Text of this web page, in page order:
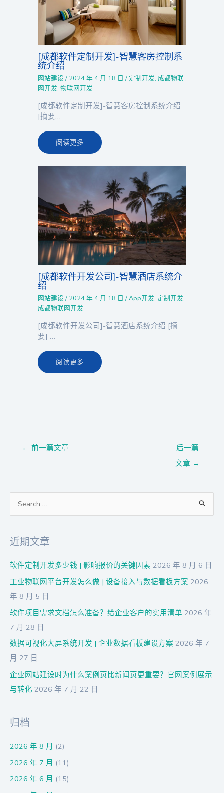
[成都软件定制开发]-智慧客房控制系
统介绍
网站建设 / 2024 年 4 月 18 日/ 定制开发,成都物联
网开发,物联网开发
[成都软件定制开发]-智慧客房控制系统介绍
[摘要…
阅读更多
[成都软件开发公司]-智慧酒店系统介
绍
网站建设 / 2024 年 4 月 18 日/App开发, 定制开发,
成都物联网开发
[成都软件开发公司]-智慧酒店系统介绍 [摘
要] …
阅读更多
← 前一篇文章
后一篇
文章 →
：
近期文章
软件定制开发多少钱 | 影响报价的关键因素 2026 年 8 月 6 日
工业物联网平台开发怎么做 | 设备接入与数据看板方案 2026
年 8 月 5 日
软件项目需求文档怎么准备？给企业客户的实用清单 2026 年
7 月 28 日
数据可视化大屏系统开发 | 企业数据看板建设方案 2026 年 7
月 27 日
企业网站建设时为什么案例页比新闻页更重要？官网案例展示
与转化 2026 年 7 月 22 日
归档
2026 年 8 月 (2)
2026 年 7 月 (11)
2026 年 6 月 (15)